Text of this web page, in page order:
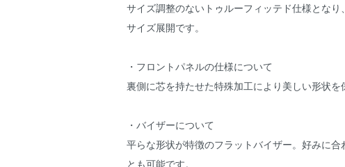
サイズ調整のないトゥルーフィッテド仕様となり
サイズ展開です。
・フロントパネルの仕様について
裏側に芯を持たせた特殊加工により美しい形状を
・バイザーについて
平らな形状が特徴のフラットバイザー。好みに合
とも可能です。